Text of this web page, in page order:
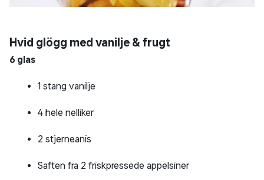
Hvid glögg med vanilje & frugt
6 glas
1 stang vanilje
4 hele nelliker
2 stjerneanis
Saften fra 2 friskpressede appelsiner